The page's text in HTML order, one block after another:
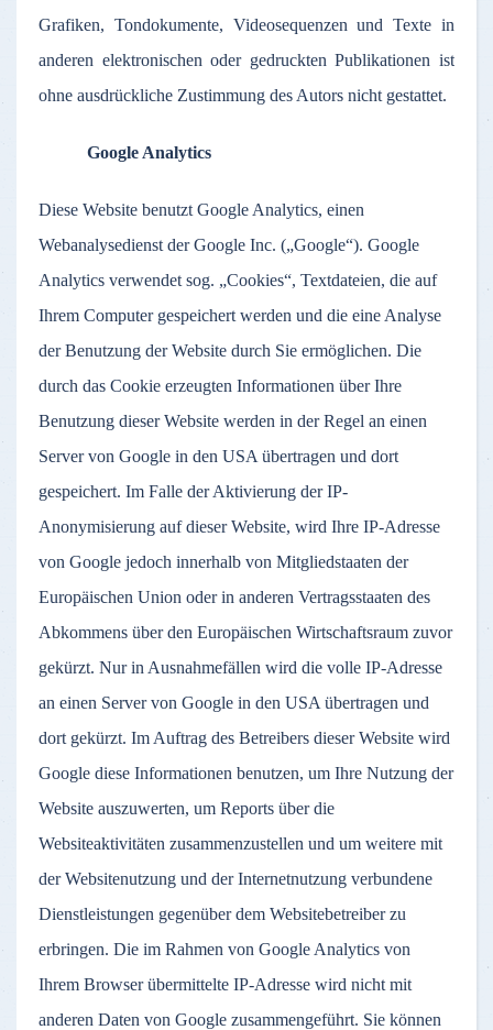
Grafiken, Tondokumente, Videosequenzen und Texte in
anderen elektronischen oder gedruckten Publikationen ist
ohne ausdrückliche Zustimmung des Autors nicht gestattet.
Google Analytics
Diese Website benutzt Google Analytics, einen
Webanalysedienst der Google Inc. („Google“). Google
Analytics verwendet sog. „Cookies“, Textdateien, die auf
Ihrem Computer gespeichert werden und die eine Analyse
der Benutzung der Website durch Sie ermöglichen. Die
durch das Cookie erzeugten Informationen über Ihre
Benutzung dieser Website werden in der Regel an einen
Server von Google in den USA übertragen und dort
gespeichert. Im Falle der Aktivierung der IP-
Anonymisierung auf dieser Website, wird Ihre IP-Adresse
von Google jedoch innerhalb von Mitgliedstaaten der
Europäischen Union oder in anderen Vertragsstaaten des
Abkommens über den Europäischen Wirtschaftsraum zuvor
gekürzt. Nur in Ausnahmefällen wird die volle IP-Adresse
an einen Server von Google in den USA übertragen und
dort gekürzt. Im Auftrag des Betreibers dieser Website wird
Google diese Informationen benutzen, um Ihre Nutzung der
Website auszuwerten, um Reports über die
Websiteaktivitäten zusammenzustellen und um weitere mit
der Websitenutzung und der Internetnutzung verbundene
Dienstleistungen gegenüber dem Websitebetreiber zu
erbringen. Die im Rahmen von Google Analytics von
Ihrem Browser übermittelte IP-Adresse wird nicht mit
anderen Daten von Google zusammengeführt. Sie können